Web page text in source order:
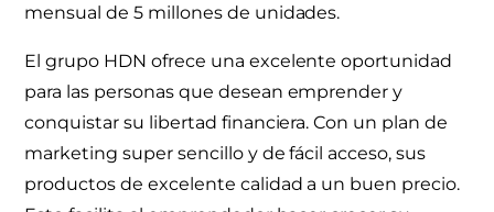
mensual de 5 millones de unidades.
El grupo HDN ofrece una excelente oportunidad
para las personas que desean emprender y
conquistar su libertad financiera. Con un plan de
marketing super sencillo y de fácil acceso, sus
productos de excelente calidad a un buen precio.